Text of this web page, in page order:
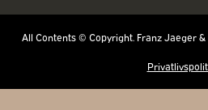
All Contents © Copyright. Franz Jaeger &